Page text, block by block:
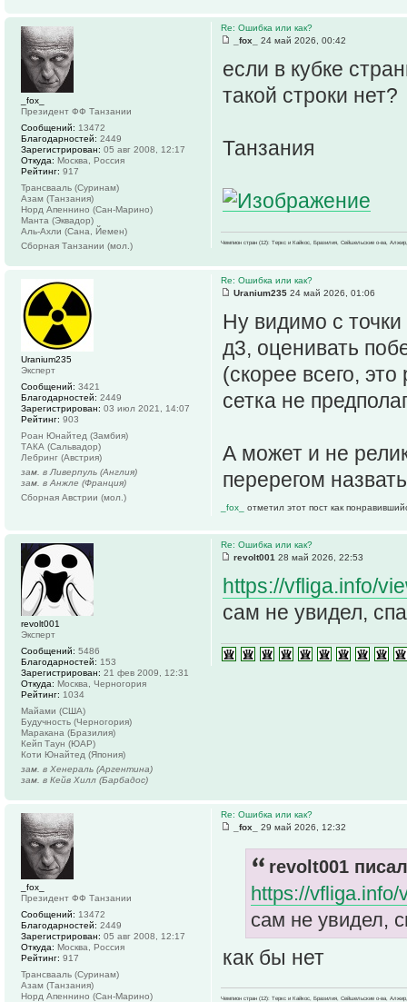
Re: Ошибка или как?
_fox_
24 май 2026, 00:42
если в кубке
такой строки нет?
Танзания
Чемпион стран (12): Теркс и Кайкос, Бразилия, Сейшельские о-ва,
_fox_
Президент ФФ Танзании
Сообщений: 13472
Благодарностей: 2449
Зарегистрирован: 05 авг 2008, 12:17
Откуда: Москва, Россия
Рейтинг: 917
Трансвааль (Суринам)
Азам (Танзания)
Норд Апеннино (Сан-Марино)
Манта (Эквадор)
Аль-Ахли (Сана, Йемен)
Сборная Танзании (мол.)
Re: Ошибка или как?
Uranium235 24 май 2026, 01:06
Ну видимо с
д3, оценивать
(скорее всего,
сетка не
А может и не
перерегом
_fox_ отметил этот пост как
Uranium235
Эксперт
Сообщений: 3421
Благодарностей: 2449
Зарегистрирован: 03 июл 2021, 14:07
Рейтинг: 903
Роан Юнайтед (Замбия)
ТАКА (Сальвадор)
Лебринг (Австрия)
зам. в Ливерпуль (Англия)
зам. в Анжле (Франция)
Сборная Австрии (мол.)
Re: Ошибка или как?
revolt001 28 май 2026, 22:53
https://vfliga.info/
сам не увидел,
revolt001
Эксперт
Сообщений: 5486
Благодарностей: 153
Зарегистрирован: 21 фев 2009, 12:31
Откуда: Москва, Черногория
Рейтинг: 1034
Майами (США)
Будучность (Черногория)
Маракана (Бразилия)
Кейп Таун (ЮАР)
Коти Юнайтед (Япония)
зам. в Хенераль (Аргентина)
зам. в Кейв Хилл (Барбадос)
Re: Ошибка или как?
_fox_
29 май 2026, 12:32
revolt001
https://
сам не увидел,
как бы нет
Чемпион стран (12): Теркс и Кайкос, Бразилия, Сейшельские о-ва,
_fox_
Президент ФФ Танзании
Сообщений: 13472
Благодарностей: 2449
Зарегистрирован: 05 авг 2008, 12:17
Откуда: Москва, Россия
Рейтинг: 917
Трансвааль (Суринам)
Азам (Танзания)
Норд Апеннино (Сан-Марино)